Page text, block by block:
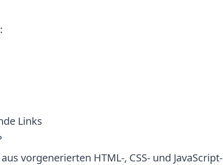
Links
vorgenerierten HTML-, CSS- und JavaScript-